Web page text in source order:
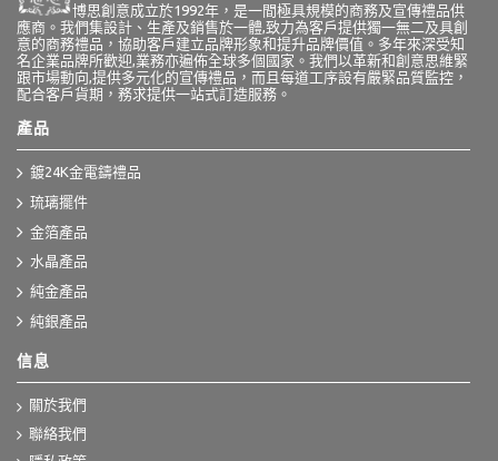
博思創意成立於1992年，是一間極具規模的商務及宣傳禮品供
應商。我們集設計、生產及銷售於一體,致力為客戶提供獨一無二及具創
意的商務禮品，協助客戶建立品牌形象和提升品牌價值。多年來深受知
名企業品牌所歡迎,業務亦遍佈全球多個國家。我們以革新和創意思維緊
跟市場動向,提供多元化的宣傳禮品，而且每道工序設有嚴緊品質監控，
配合客戶貨期，務求提供一站式訂造服務。
產品
鍍24K金電鑄禮品
琉璃擺件
金箔產品
水晶產品
純金產品
純銀產品
信息
關於我們
聯絡我們